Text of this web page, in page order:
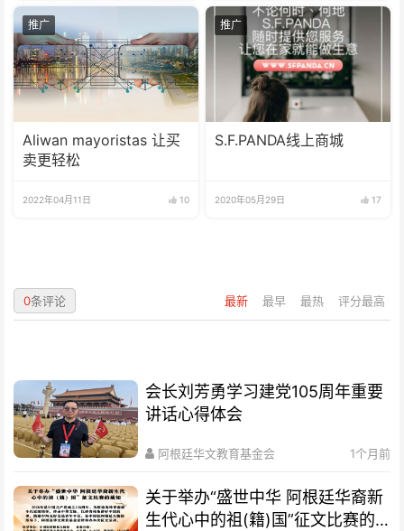
推广
Aliwan mayoristas 让买
卖更轻松
2022年04月11日 10
推广
S.F.PANDA线上商城
2020年05月29日 17
最新 最早 最热 评分最高
0条评论
会长刘芳勇学习建党105周年重要
讲话心得体会
阿根廷华文教育基金会 1个月前
关于举办“盛世中华 阿根廷华裔新
生代心中的祖(籍)国”征文比赛的